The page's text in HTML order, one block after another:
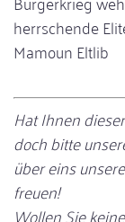
herrschende
Mamoun Eltlib
Hat Ihnen
doch bitte
über eins
freuen!
Wollen Sie